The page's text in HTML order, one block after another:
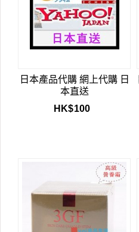
日本產品代購 網上代購 日
本直送
HK$100